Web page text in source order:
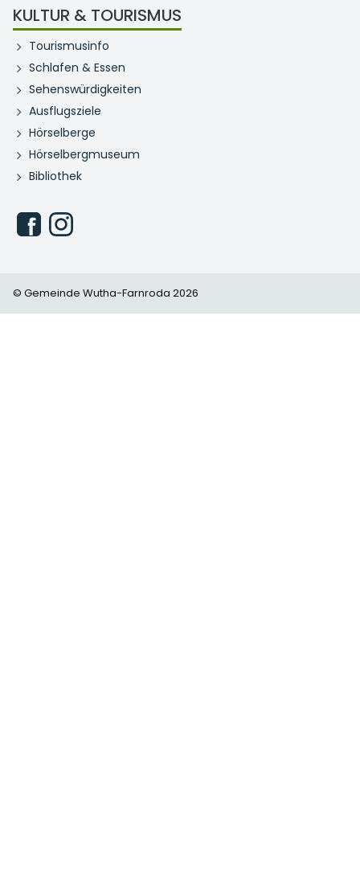
KULTUR & TOURISMUS
Tourismusinfo
Schlafen & Essen
Sehenswürdigkeiten
Ausflugsziele
Hörselberge
Hörselbergmuseum
Bibliothek
© Gemeinde Wutha-Farnroda 2026